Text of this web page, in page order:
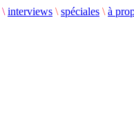
\ interviews \ spéciales \ à